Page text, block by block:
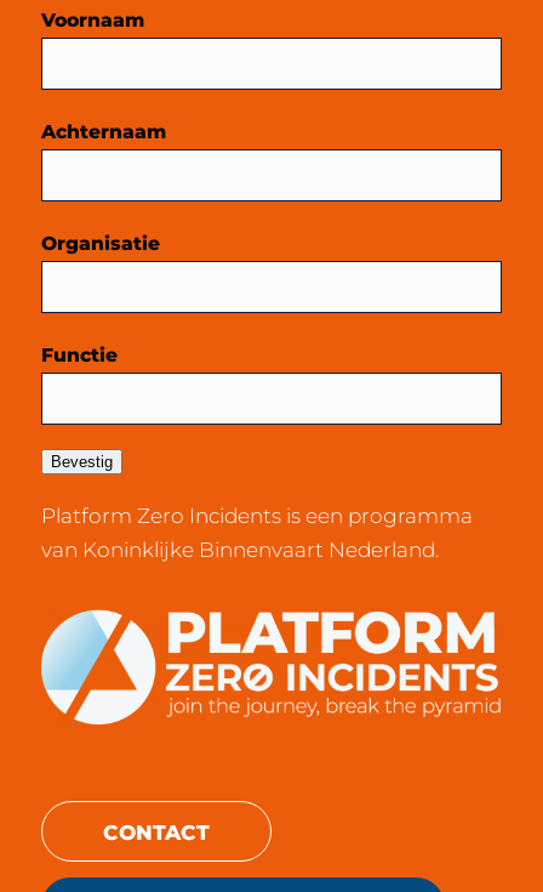
Voornaam
Achternaam
Organisatie
Functie
Bevestig
Platform Zero Incidents is een programma
van Koninklijke Binnenvaart Nederland.
CONTACT